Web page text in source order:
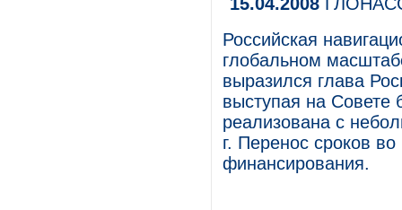
Российская
глобальном
выразился глава
выступая на Совете
реализована с
г. Перенос сроков
финансирования.